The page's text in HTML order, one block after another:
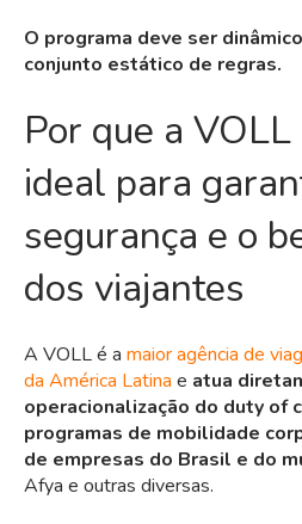
O programa deve ser
conjunto estático de regras.
Por que a
ideal para
segurança e o
dos viajantes
A VOLLé a maior agência de
da América Latina e atua
operacionalização do duty of
programas de mobilidade
de empresas do Brasil e do
Afya e outras diversas.